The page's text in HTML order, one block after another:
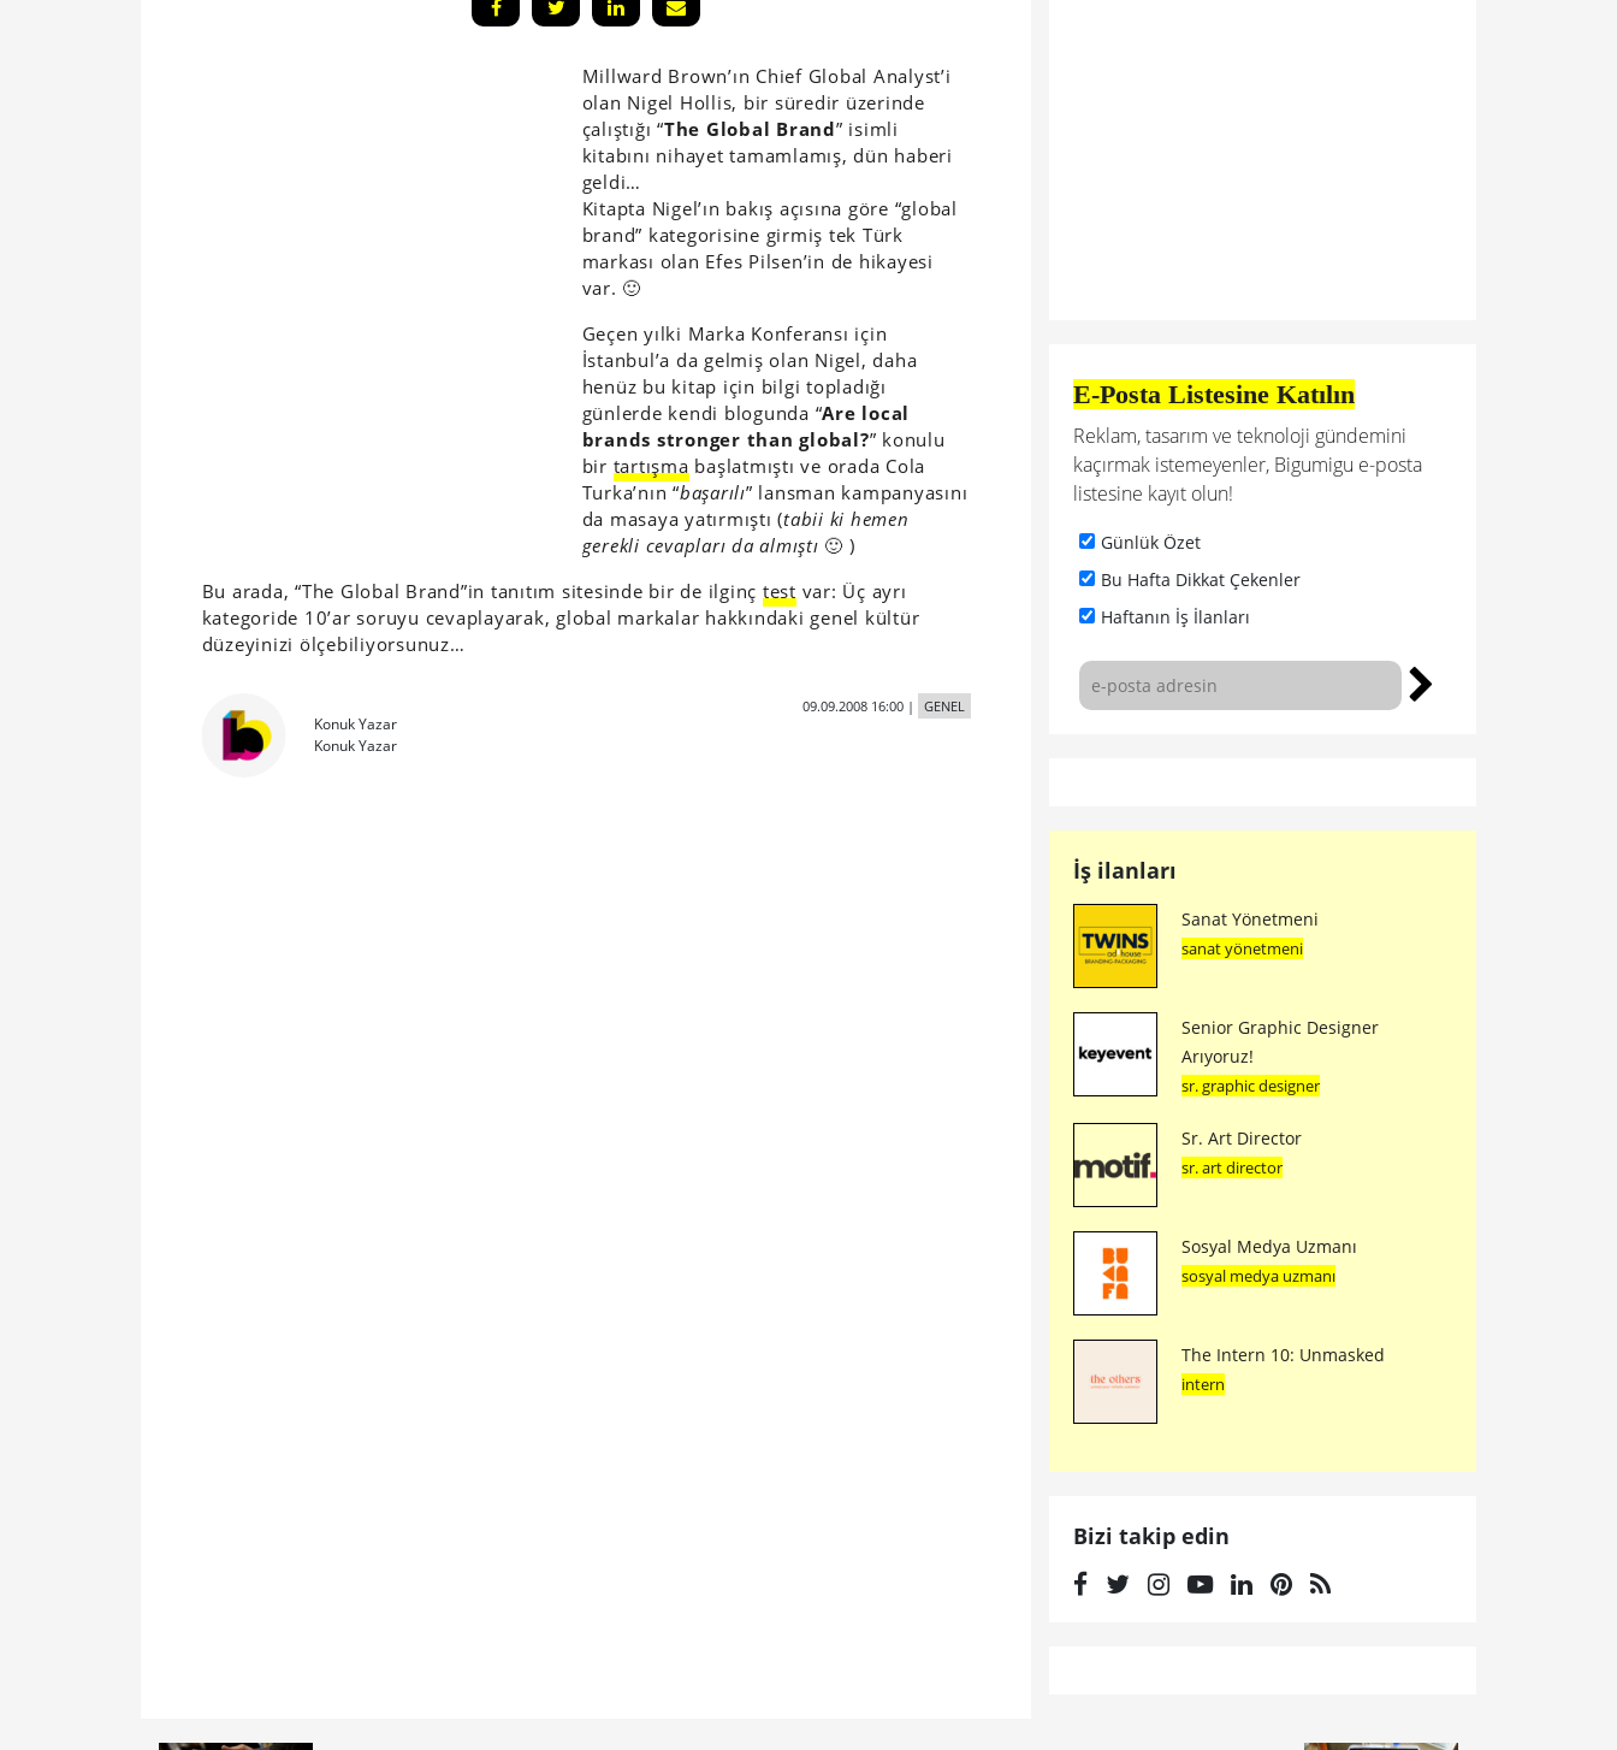
Millward Brown’ın Chief Global Analyst’i
olan Nigel Hollis, bir süredir üzerinde
çalıştığı “The Global Brand” isimli
kitabını nihayet tamamlamış, dün haberi
geldi…
Kitapta Nigel’ın bakış açısına göre “global
brand” kategorisine girmiş tek Türk
markası olan Efes Pilsen’in de hikayesi
var. 🙂
Geçen yılki Marka Konferansı için
İstanbul’a da gelmiş olan Nigel, daha
henüz bu kitap için bilgi topladığı
günlerde kendi blogunda “Are local
brands stronger than global?” konulu
bir tartışma başlatmıştı ve orada Cola
Turka’nın “başarılı” lansman kampanyasını
da masaya yatırmıştı (tabii ki hemen
gerekli cevapları da almıştı 🙂 )
Bu arada, “The Global Brand”in tanıtım sitesinde bir de ilginç test var: Üç ayrı
kategoride 10’ar soruyu cevaplayarak, global markalar hakkındaki genel kültür
düzeyinizi ölçebiliyorsunuz…
Konuk Yazar
Konuk Yazar
09.09.2008 16:00| GENEL
E-Posta Listesine Katılın
Reklam, tasarım ve teknoloji gündemini
kaçırmak istemeyenler, Bigumigu e-posta
listesine kayıt olun!
Günlük Özet
Bu Hafta Dikkat Çekenler
Haftanın İş İlanları
İş ilanları
Sanat Yönetmeni
sanat yönetmeni
Senior Graphic Designer
Arıyoruz!
sr. graphic designer
Sr. Art Director
sr. art director
Sosyal Medya Uzmanı
sosyal medya uzmanı
The Intern 10: Unmasked
intern
Bizi takip edin